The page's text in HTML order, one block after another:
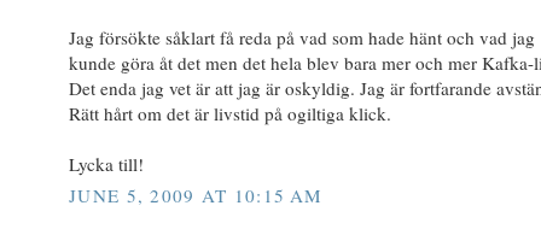
Jag försökte såklart få reda på vad som hade hänt och vad jag
kunde göra åt det men det hela blev bara mer och mer
Det enda jag vet är att jag är oskyldig. Jag är fortfarande
Rätt hårt om det är livstid på ogiltiga klick.
Lycka till!
JUNE 5, 2009 AT 10:15 AM